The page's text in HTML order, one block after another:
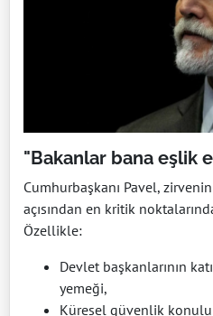
"Bakanlar bana eşlik
Cumhurbaşkanı Pavel,
açısından en kritik
Özellikle:
Devlet başkanlarının
yemeği,
Küresel güvenlik